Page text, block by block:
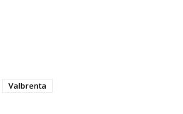
Valbrenta